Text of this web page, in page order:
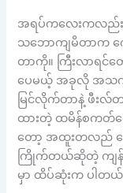
အရပ်ကလေးကလည်း
သဘောကျမိတာက ကေ
တာကို။ ကြီးလာရင်
ပေမယ့် အခုလို အသက်
မြင်လိုက်တာနဲ့ ဖီးလ်
ထားတဲ့ ထမိန်စကတ်လ
တော့ အထူးတလည် ပြ
ကြိုက်တယ်ဆိုတဲ့ ကျန်
မှာ ထိပ်ဆုံးက ပါတယ်